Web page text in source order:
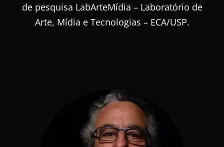
de pesquisa LabArteMídia – Laboratório de
Arte, Mídia e Tecnologias – ECA/USP.